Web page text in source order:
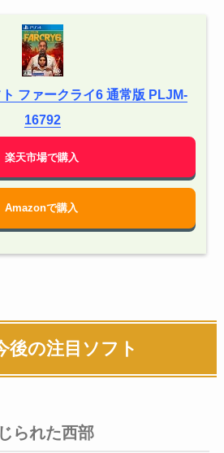
ファークライ6 通常版 PLJM-
16792
楽天市場で購入
Amazonで購入
後の注目ソフト
られた西部